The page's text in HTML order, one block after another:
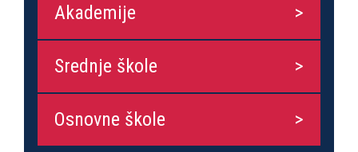
Akademije
Srednje škole
Osnovne škole